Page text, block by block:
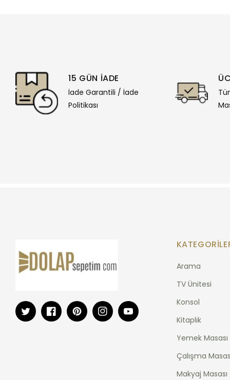
15 GÜN İADE
İade Garantili / İade
Politikası
TwitterFacebookPinterestInstagramYouTube
Arama
TV Ünitesi
Konsol
Kitaplık
Yemek Masası
Çalışma
Makyaj Masası